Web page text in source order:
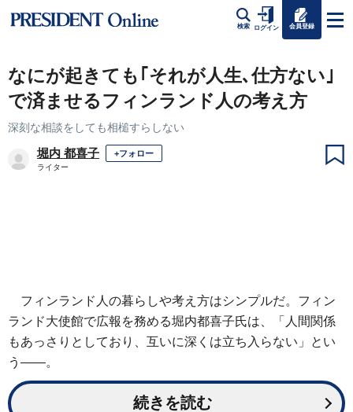
検索 ログイン 会員登録
なにが起きても｢それが人生､仕方ない｣
で済ませるフィンランド人の考え方
深刻な相談をしても相槌すらしない
堀内 都喜子 +フォロー
ライター
フィンランド人の暮らしや考え方はシンプルだ。フィン
ランド大使館で広報を務める堀内都喜子氏は、「人間関係
もあっさりとしており、互いに深くは立ち入らない」とい
う——。
続きを読む